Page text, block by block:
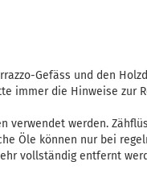
Gefäss und den
immer die Hinweise zur
werden.
Öle können nur bei
vollständig entfernt